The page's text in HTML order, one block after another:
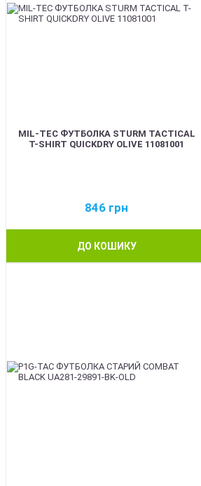
MIL-TEC ФУТБОЛКА STURM TACTICAL
T-SHIRT QUICKDRY OLIVE 11081001
846 грн
ДО КОШИКУ